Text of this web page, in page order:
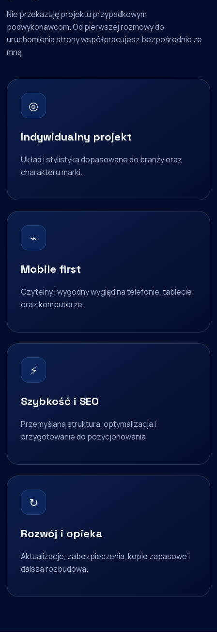
Nie przekazuję projektu przypadkowym
podwykonawcom. Od pierwszej rozmowy do
uruchomienia strony współpracujesz bezpośrednio ze
mną.
◎
Indywidualny projekt
Układ i stylistyka dopasowane do branży oraz
charakteru marki.
⌁
Mobile first
Czytelny i wygodny wygląd na telefonie, tablecie
oraz komputerze.
⚡
Szybkość i SEO
Przemyślana struktura, optymalizacja i
przygotowanie do pozycjonowania.
↻
Rozwój i opieka
Aktualizacje, zabezpieczenia, kopie zapasowe i
dalsza rozbudowa.